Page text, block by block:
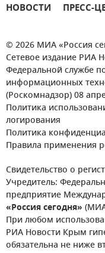
НОВОСТИ ПРЕСС-
© 2026 МИА «Россия
Сетевое издание РИА
Федеральной службе
информационных
(Роскомнадзор) 08
Политика
логирования
Политика
Правила применения
Свидетельство о
Учредитель:
предприятие
«Россия сегодня»
При любом
РИА Новости Крым
обязательна не ниже